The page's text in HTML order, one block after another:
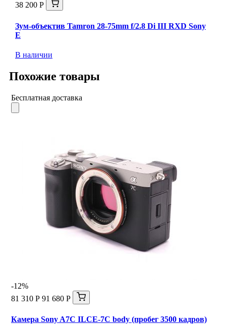
38 200 Р
Зум-объектив Tamron 28-75mm f/2.8 Di III RXD Sony
E
В наличии
Похожие товары
Бесплатная доставка
-12%
81 310 Р 91 680 Р
Камера Sony A7C ILCE-7C body (пробег 3500 кадров)